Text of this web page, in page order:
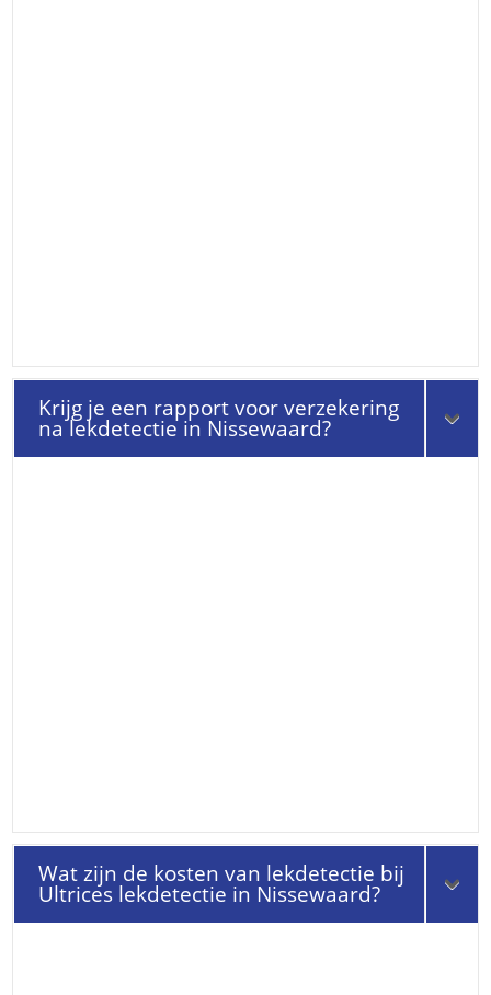
Krijg je een rapport voor verzekering
na lekdetectie in Nissewaard?
Wat zijn de kosten van lekdetectie bij
Ultrices lekdetectie in Nissewaard?